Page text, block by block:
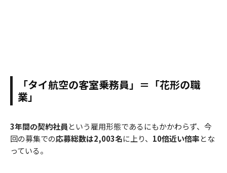
「タイ航空の客室乗務員」＝「花形の職
業」
3年間の契約社員という雇用形態であるにもかかわらず、今
回の募集での応募総数は2,003名に上り、 10倍近い倍率とな
っている。